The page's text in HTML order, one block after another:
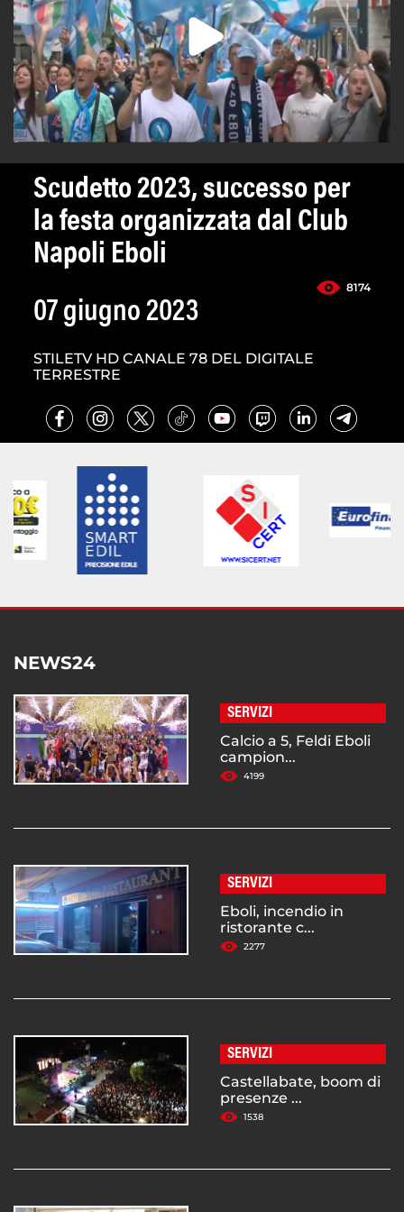
Scudetto 2023, successo per
la festa organizzata dal Club
Napoli Eboli
8174
07 giugno 2023
STILETV HD CANALE 78 DEL DIGITALE
TERRESTRE
NEWS24
SERVIZI
Calcio a 5, Feldi Eboli
campion...
4199
SERVIZI
Eboli, incendio in
ristorante c...
2277
SERVIZI
Castellabate, boom di
presenze ...
1538